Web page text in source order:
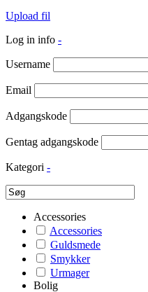
Upload fil
Log in info -
Username
Email
Adgangskode
Gentag adgangskode
Kategori -
Accessories
Accessories
Guldsmede
Smykker
Urmager
Bolig